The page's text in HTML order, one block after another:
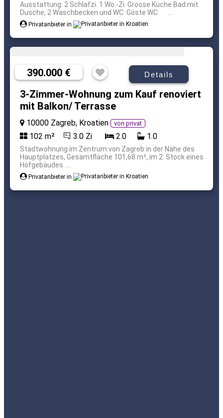
Ausstattung: 2 Schlafzi. 1 Wo.-Zi. Grosse Küche Bad mit
Dusche, 2 Waschbecken und WC: Göste WC ...
Privatanbieter in
390.000 € Details
3-Zimmer-Wohnung zum Kauf renoviert
mit Balkon/ Terrasse
10000 Zagreb, Kroatien von privat
102 m² 3.0 Zi 2.0 1.0
Stadtwohnung im Zentrum von Zagreb in der Nähe des
Hauptplatzes, Gesamtfläche 101,68 m², im 2. Stock eines
Hofgebäudes. ...
Privatanbieter in